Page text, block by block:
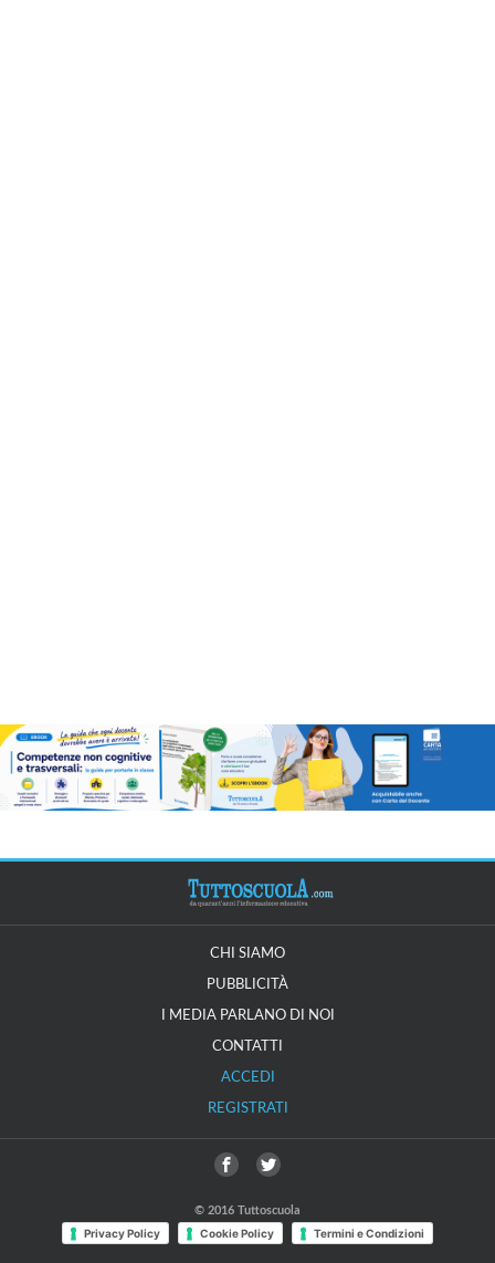
CHI SIAMO
PUBBLICITÀ
I MEDIA PARLANO DI NOI
CONTATTI
ACCEDI
REGISTRATI
© 2016 Tuttoscuola
Privacy Policy Cookie Policy Termini e Condizioni